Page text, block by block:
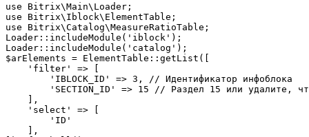
use Bitrix\Main\Loader;
use Bitrix\Iblock\ElementTable;
use Bitrix\Catalog\MeasureRatioTable;
Loader::includeModule('iblock');
Loader::includeModule('catalog');
$arElements = ElementTable::getList([
    'filter' => [
        'IBLOCK_ID' => 3, // Идентификатор инфоблока
'SECTION_ID' => 15 // Раздел 15 или удалите,
    ],
    'select' => [
        'ID'
    ],